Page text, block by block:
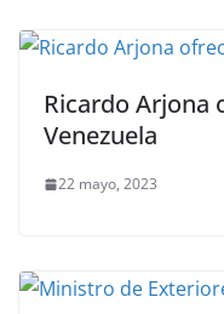
Ricardo Arjona
Venezuela
22 mayo, 2023